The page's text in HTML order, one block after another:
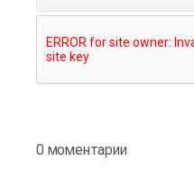
0 моментарии